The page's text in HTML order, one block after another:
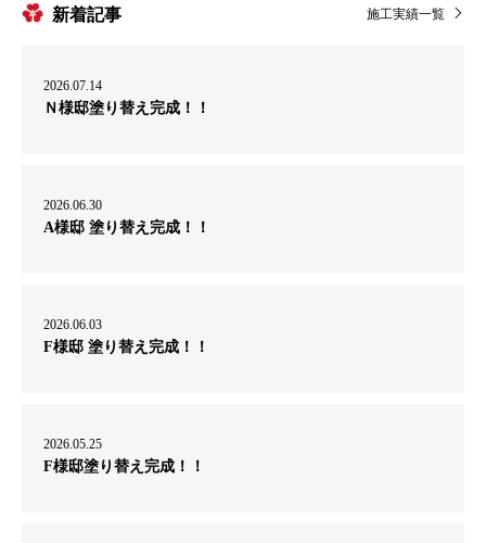
新着記事 施工実績一覧
2026.07.14
Ｎ様邸塗り替え完成！！
2026.06.30
A様邸 塗り替え完成！！
2026.06.03
F様邸 塗り替え完成！！
2026.05.25
F様邸塗り替え完成！！